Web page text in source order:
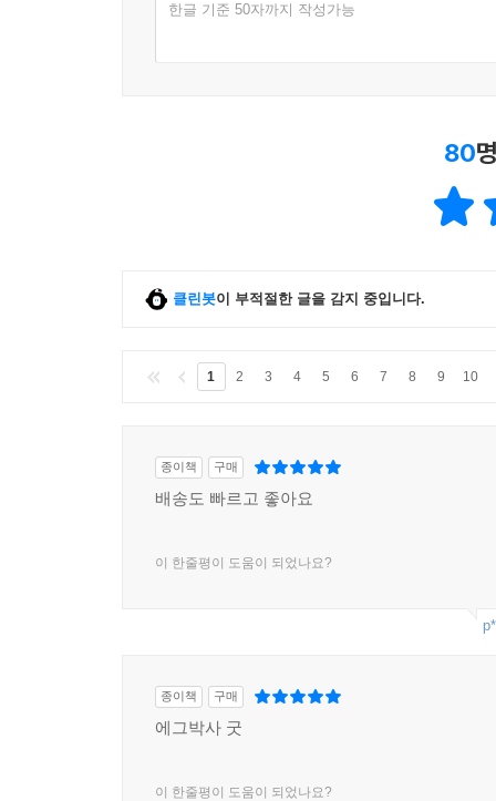
한글 기준 50자까지 작성가능
80
클린봇이 부적절한 글을 감지 중입니다.
1 2 3 4 5 6 7 8 9 10
종이책 구매
배송도 빠르고 좋아요
이 한줄평이 도움이 되었나요?
종이책 구매
에그박사 굿
이 한줄평이 도움이 되었나요?